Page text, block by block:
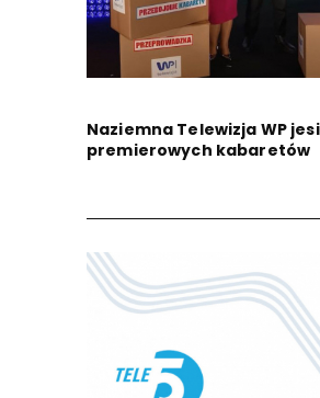
Naziemna Telewizja WP
premierowych kabaretów